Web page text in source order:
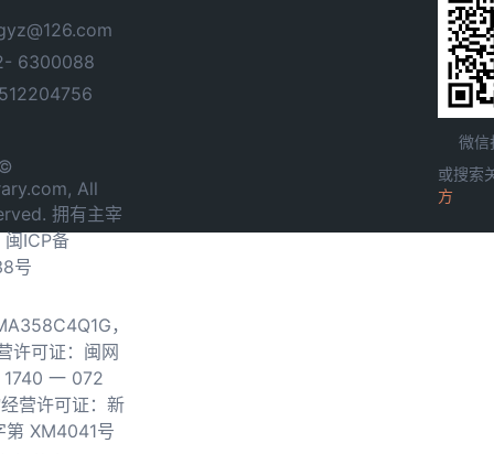
6300088
All
拥有主宰
闽ICP备
号
，
许可证：闽网
一 072
营许可证：新
第 XM4041号
微信
或搜索
方